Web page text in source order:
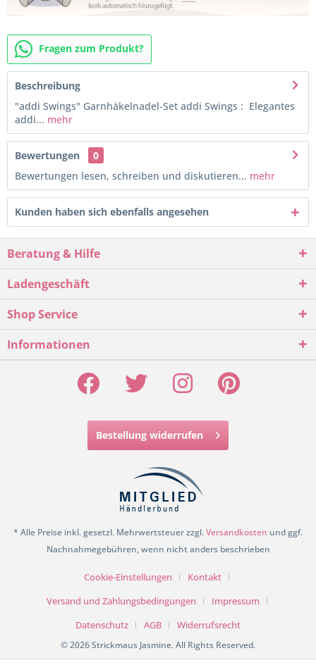
Fragen zum Produkt?
Beschreibung
"addi Swings" Garnhäkelnadel-Set addi Swings : Elegantes
addi... mehr
Bewertungen
0
Bewertungen lesen, schreiben und diskutieren... mehr
Kunden haben sich ebenfalls angesehen
Beratung & Hilfe
Ladengeschäft
Shop Service
Informationen
Bestellung widerrufen
* Alle Preise inkl. gesetzl. Mehrwertsteuer zzgl.Versandkosten und ggf.
Nachnahmegebühren, wenn nicht anders beschrieben
Cookie-Einstellungen
Kontakt
Versand und Zahlungsbedingungen
Impressum
Datenschutz
AGB Widerrufsrecht
© 2026 Strickmaus Jasmine. All Rights Reserved.